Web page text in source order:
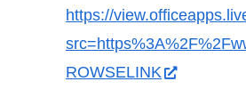
https://
ROWSELINK